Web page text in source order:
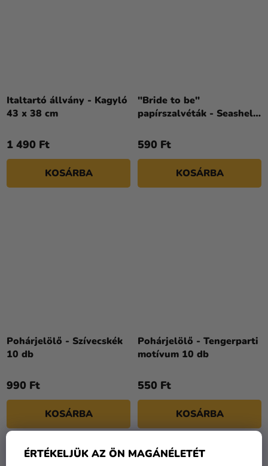
ÉRTÉKELJÜK AZ ÖN MAGÁNÉLETÉT
Italtartó állvány - Kagyló
43 x 38 cm
1 490 Ft
KOSÁRBA
"Bride to be"
papírszalvéták - Seashell
590 Ft
KOSÁRBA
Pohárjelölő - Szívecskék
10 db
990 Ft
KOSÁRBA
Pohárjelölő - Tengerparti
motívum 10 db
550 Ft
KOSÁRBA